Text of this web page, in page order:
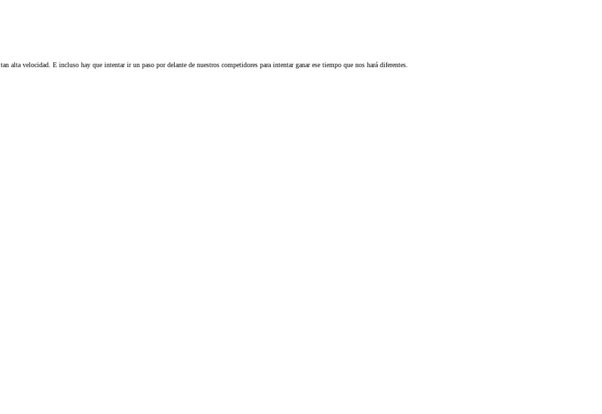
alta velocidad. E incluso hay que intentar ir un paso por delante de nuestros competidores para intentar ganar ese tiempo que nos hará diferentes.